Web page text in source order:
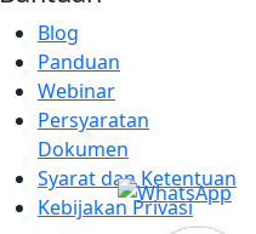
Blog
Panduan
Webinar
Persyaratan
Dokumen
Syarat dan Ketentuan
Kebijakan Privasi